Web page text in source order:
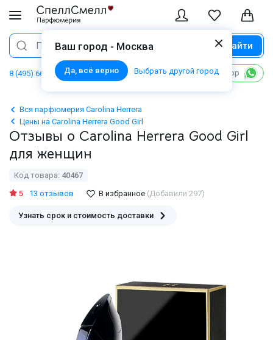
Ваш город - Москва
Да, всё верно Выбрать другой город
Поиск Найти
8 (495) 668 06 02 Написать в WhatsApp
Вся парфюмерия Carolina Herrera
Цены на Carolina Herrera Good Girl
Отзывы о Carolina Herrera Good Girl
для женщин
Код товара: 40467
5
13 отзывов В избранное (Добавили 297)
Узнать срок и стоимость доставки